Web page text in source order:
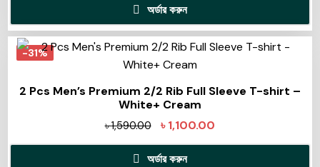
অর্ডার করুন
-31%
2 Pcs Men’s Premium 2/2 Rib Full Sleeve T-shirt –
White+ Cream
৳1,590.00 ৳1,100.00
অর্ডার করুন